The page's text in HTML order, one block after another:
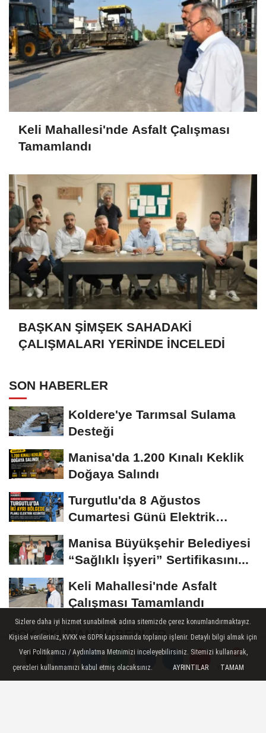
Yorumlar
Yorumlar
Keli Mahallesi'nde Asfalt Çalışması
Tamamlandı
BAŞKAN ŞİMŞEK SAHADAKİ
ÇALIŞMALARI YERİNDE İNCELEDİ
SON HABERLER
Koldere'ye Tarımsal Sulama
Desteği
Manisa'da 1.200 Kınalı Keklik
Doğaya Salındı
Turgutlu'da 8 Ağustos
Cumartesi Günü Elektrik
Manisa Büyükşehir Belediyesi
“Sağlıklı İşyeri” Sertifikasını...
Keli Mahallesi'nde Asfalt
Çalışması Tamamlandı
ÇOK OKUNAN HABERLER
Turgutlu'da 12 Temmuz'da planlı
elektrik kesintisi uygulanacak
Sizlere daha iyi hizmet sunabilmek adına sitemizde çerez konumlandırmaktayız.
Kişisel verileriniz, KVKK ve GDPR kapsamında toplanıp işlenir. Detaylı bilgi almak için
Veri Politikamızı / Aydınlatma Metnimizi inceleyebilirsiniz. Sitemizi kullanarak,
çerezleri kullanmamızı kabul etmiş olacaksınız.
AYRINTILAR TAMAM